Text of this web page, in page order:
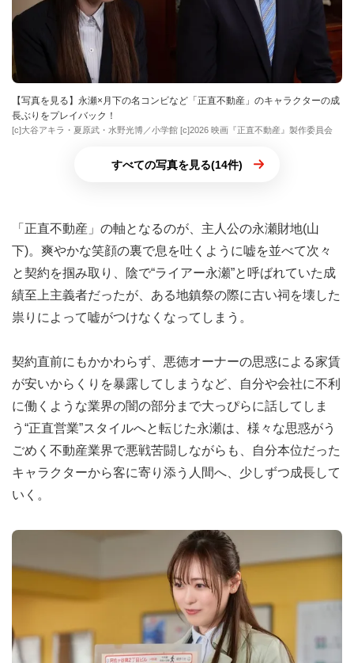
【写真を見る】永瀬×月下の名コンビなど「正直不動産」のキャラクターの成
長ぶりをプレイバック！
[c]大谷アキラ・夏原武・水野光博／小学館 [c]2026 映画『正直不動産』製作委員会
すべての写真を見る(14件)
「正直不動産」の軸となるのが、主人公の永瀬財地(山
下)。爽やかな笑顔の裏で息を吐くように嘘を並べて次々
と契約を掴み取り、陰で“ライアー永瀬”と呼ばれていた成
績至上主義者だったが、ある地鎮祭の際に古い祠を壊した
祟りによって嘘がつけなくなってしまう。
契約直前にもかかわらず、悪徳オーナーの思惑による家賃
が安いからくりを暴露してしまうなど、自分や会社に不利
に働くような業界の闇の部分まで大っぴらに話してしま
う“正直営業”スタイルへと転じた永瀬は、様々な思惑がう
ごめく不動産業界で悪戦苦闘しながらも、自分本位だった
キャラクターから客に寄り添う人間へ、少しずつ成長して
いく。